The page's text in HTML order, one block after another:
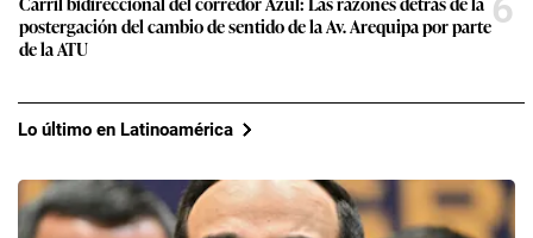
postergación del cambio de sentido de la Av. Arequipa por parte
de la ATU
6
Lo último en Latinoamérica